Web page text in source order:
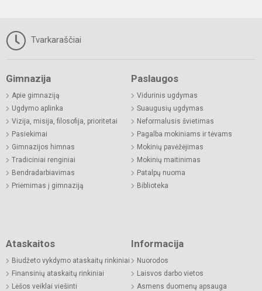
Tvarkaraščiai
Gimnazija
Apie gimnaziją
Ugdymo aplinka
Vizija, misija, filosofija, prioritetai
Pasiekimai
Gimnazijos himnas
Tradiciniai renginiai
Bendradarbiavimas
Priėmimas į gimnaziją
Paslaugos
Vidurinis ugdymas
Suaugusių ugdymas
Neformalusis švietimas
Pagalba mokiniams ir tėvams
Mokinių pavėžėjimas
Mokinių maitinimas
Patalpų nuoma
Biblioteka
Ataskaitos
Biudžeto vykdymo ataskaitų rinkiniai
Finansinių ataskaitų rinkiniai
Lėšos veiklai viešinti
Informacija
Nuorodos
Laisvos darbo vietos
Asmens duomenų apsauga